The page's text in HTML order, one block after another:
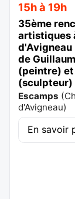
15h à 19h
35ème
artistiques
d'Avigneau
de
(peintre)
(sculpteur)
Escamps (
d'Avigneau)
En savoir